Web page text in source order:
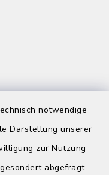
notwendige
Darstellung unserer
zur Nutzung
abgefragt.